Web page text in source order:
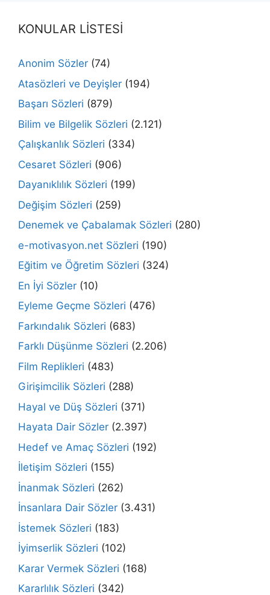
KONULAR LİSTESİ
Anonim Sözler (74)
Atasözleri ve Deyişler (194)
Başarı Sözleri (879)
Bilim ve Bilgelik Sözleri (2.121)
Çalışkanlık Sözleri (334)
Cesaret Sözleri (906)
Dayanıklılık Sözleri (199)
Değişim Sözleri (259)
Denemek ve Çabalamak Sözleri (280)
e-motivasyon.net Sözleri (190)
Eğitim ve Öğretim Sözleri (324)
En İyi Sözler (10)
Eyleme Geçme Sözleri (476)
Farkındalık Sözleri (683)
Farklı Düşünme Sözleri (2.206)
Film Replikleri (483)
Girişimcilik Sözleri (288)
Hayal ve Düş Sözleri (371)
Hayata Dair Sözler (2.397)
Hedef ve Amaç Sözleri (192)
İletişim Sözleri (155)
İnanmak Sözleri (262)
İnsanlara Dair Sözler (3.431)
İstemek Sözleri (183)
İyimserlik Sözleri (102)
Karar Vermek Sözleri (168)
Kararlılık Sözleri (342)